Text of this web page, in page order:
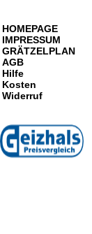
HOMEPAGE
IMPRESSUM
GRÄTZELPLAN
AGB
Hilfe
Kosten
Widerruf